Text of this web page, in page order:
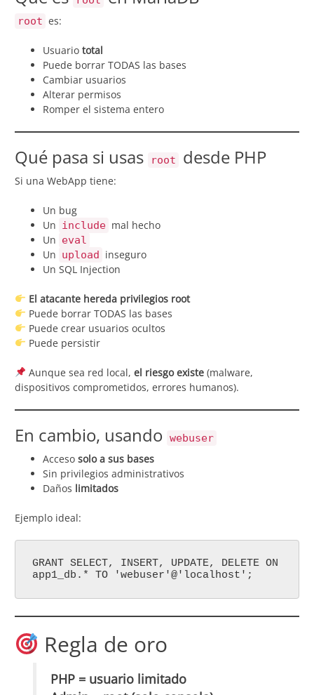
root es:
Usuario total
Puede borrar TODAS las bases
Cambiar usuarios
Alterar permisos
Romper el sistema entero
Qué pasa si usas root desde PHP
Si una WebApp tiene:
Un bug
Un include mal hecho
Un eval
Un upload inseguro
Un SQL Injection
El atacante hereda privilegios root
Puede borrar TODAS las bases
Puede crear usuarios ocultos
Puede persistir
Aunque sea red local, el riesgo existe(malware,
dispositivos comprometidos, errores humanos).
En cambio, usando webuser
Acceso solo a sus bases
Sin privilegios administrativos
Daños limitados
Ejemplo ideal:
GRANT SELECT, INSERT, UPDATE, DELETE ON
app1_db.* TO 'webuser'@'localhost';
Regla de oro
PHP = usuario limitado